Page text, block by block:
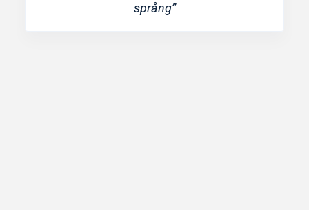
språng”